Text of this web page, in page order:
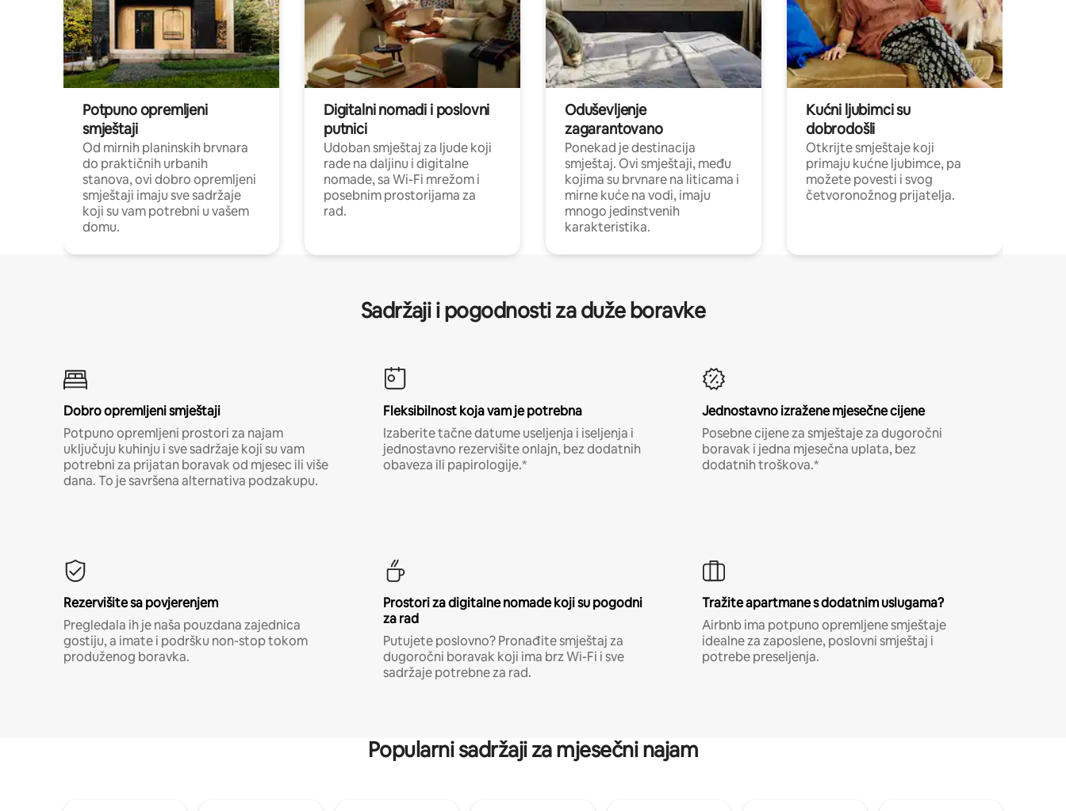
Potpuno opremljeni
smještaji
Od mirnih planinskih brvnara
do praktičnih urbanih
stanova, ovi dobro opremljeni
smještaji imaju sve sadržaje
koji su vam potrebni u vašem
domu.
Digitalni nomadi i poslovni
putnici
Udoban smještaj za ljude koji
rade na daljinu i digitalne
nomade, sa Wi-Fi mrežom i
posebnim prostorijama za
rad.
Oduševljenje
zagarantovano
Ponekad je destinacija
smještaj. Ovi smještaji, među
kojima su brvnare na liticama i
mirne kuće na vodi, imaju
mnogo jedinstvenih
karakteristika.
Kućni ljubimci su
dobrodošli
Otkrijte smještaje koji
primaju kućne ljubimce, pa
možete povesti i svog
četvoronožnog prijatelja.
Sadržaji i pogodnosti za duže boravke
Dobro opremljeni smještaji
Potpuno opremljeni prostori za najam
uključuju kuhinju i sve sadržaje koji su vam
potrebni za prijatan boravak od mjesec ili više
dana. To je savršena alternativa podzakupu.
Fleksibilnost koja vam je potrebna
Izaberite tačne datume useljenja i iseljenja i
jednostavno rezervišite onlajn, bez dodatnih
obaveza ili papirologije.*
Jednostavno izražene mjesečne cijene
Posebne cijene za smještaje za dugoročni
boravak i jedna mjesečna uplata, bez
dodatnih troškova.*
Rezervišite sa povjerenjem
Pregledala ih je naša pouzdana zajednica
gostiju, a imate i podršku non-stop tokom
produženog boravka.
Prostori za digitalne nomade koji su pogodni
za rad
Putujete poslovno? Pronađite smještaj za
dugoročni boravak koji ima brz Wi-Fi i sve
sadržaje potrebne za rad.
Tražite apartmane s dodatnim uslugama?
Airbnb ima potpuno opremljene smještaje
idealne za zaposlene, poslovni smještaj i
potrebe preseljenja.
Popularni sadržaji za mjesečni najam